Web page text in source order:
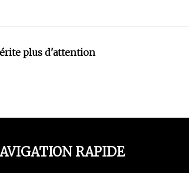
plus d'attention
RAPIDE